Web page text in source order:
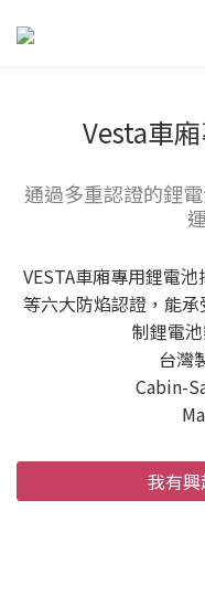
Vesta車
通過多重認證的鋰
VESTA車廂專用鋰電
等六大防焰認證，能
制鋰電
台灣
Cabin-
我有